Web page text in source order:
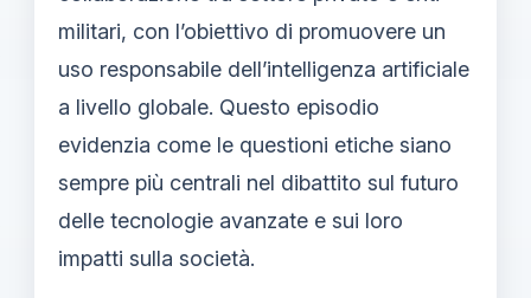
militari, con l’obiettivo di promuovere un
uso responsabile dell’intelligenza artificiale
a livello globale. Questo episodio
evidenzia come le questioni etiche siano
sempre più centrali nel dibattito sul futuro
delle tecnologie avanzate e sui loro
impatti sulla società.